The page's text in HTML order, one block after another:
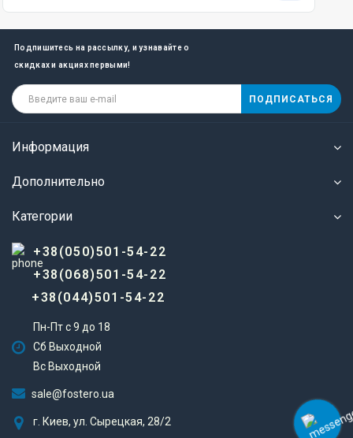
Подпишитесь на рассылку, и узнавайте о
скидках и акциях первыми!
ПОДПИСАТЬСЯ
Информация
Дополнительно
Категории
+38(050)501-54-22
+38(068)501-54-22
+38(044)501-54-22
Пн-Пт с 9 до 18
Сб Выходной
Вс Выходной
sale@fostero.ua
г. Киев, ул. Сырецкая, 28/2